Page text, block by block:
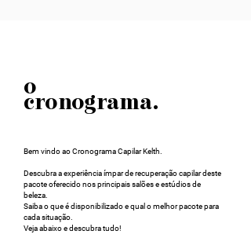
o
cronograma.
Bem vindo ao Cronograma Capilar Kelth.
Descubra a experiência ímpar de recuperação capilar deste
pacote oferecido nos principais salões e estúdios de
beleza.
Saiba o que é disponibilizado e qual o melhor pacote para
cada situação.
Veja abaixo e descubra tudo!